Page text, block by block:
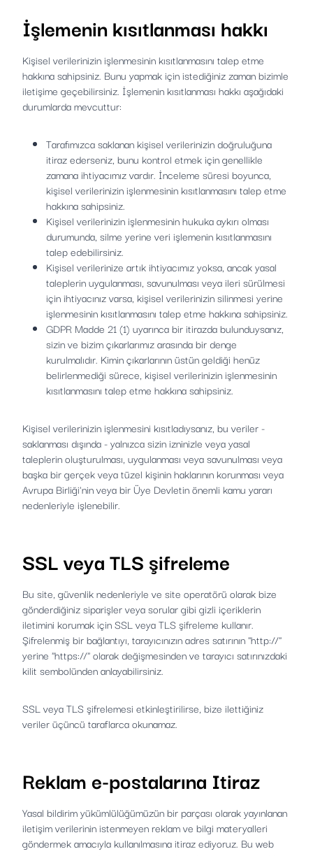
İşlemenin kısıtlanması hakkı
Kişisel verilerinizin işlenmesinin kısıtlanmasını talep etme
hakkına sahipsiniz. Bunu yapmak için istediğiniz zaman bizimle
iletişime geçebilirsiniz. İşlemenin kısıtlanması hakkı aşağıdaki
durumlarda mevcuttur:
Tarafımızca saklanan kişisel verilerinizin doğruluğuna
itiraz ederseniz, bunu kontrol etmek için genellikle
zamana ihtiyacımız vardır. İnceleme süresi boyunca,
kişisel verilerinizin işlenmesinin kısıtlanmasını talep etme
hakkına sahipsiniz.
Kişisel verilerinizin işlenmesinin hukuka aykırı olması
durumunda, silme yerine veri işlemenin kısıtlanmasını
talep edebilirsiniz.
Kişisel verilerinize artık ihtiyacımız yoksa, ancak yasal
taleplerin uygulanması, savunulması veya ileri sürülmesi
için ihtiyacınız varsa, kişisel verilerinizin silinmesi yerine
işlenmesinin kısıtlanmasını talep etme hakkına sahipsiniz.
GDPR Madde 21 (1) uyarınca bir itirazda bulunduysanız,
sizin ve bizim çıkarlarımız arasında bir denge
kurulmalıdır. Kimin çıkarlarının üstün geldiği henüz
belirlenmediği sürece, kişisel verilerinizin işlenmesinin
kısıtlanmasını talep etme hakkına sahipsiniz.
Kişisel verilerinizin işlenmesini kısıtladıysanız, bu veriler -
saklanması dışında - yalnızca sizin izninizle veya yasal
taleplerin oluşturulması, uygulanması veya savunulması veya
başka bir gerçek veya tüzel kişinin haklarının korunması veya
Avrupa Birliği'nin veya bir Üye Devletin önemli kamu yararı
nedenleriyle işlenebilir.
SSL veya TLS şifreleme
Bu site, güvenlik nedenleriyle ve site operatörü olarak bize
gönderdiğiniz siparişler veya sorular gibi gizli içeriklerin
iletimini korumak için SSL veya TLS şifreleme kullanır.
Şifrelenmiş bir bağlantıyı, tarayıcınızın adres satırının "http://"
yerine "https://" olarak değişmesinden ve tarayıcı satırınızdaki
kilit sembolünden anlayabilirsiniz.
SSL veya TLS şifrelemesi etkinleştirilirse, bize ilettiğiniz
veriler üçüncü taraflarca okunamaz.
Reklam e-postalarına Itiraz
Yasal bildirim yükümlülüğümüzün bir parçası olarak yayınlanan
iletişim verilerinin istenmeyen reklam ve bilgi materyalleri
göndermek amacıyla kullanılmasına itiraz ediyoruz. Bu web